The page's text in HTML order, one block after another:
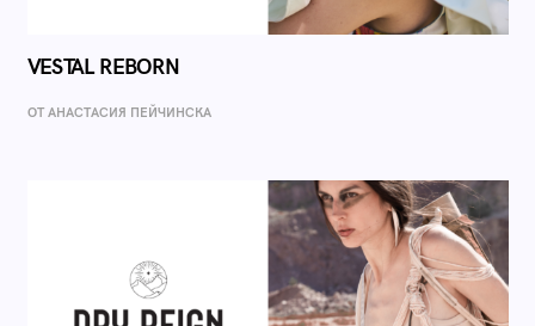
VESTAL REBORN
ОТ AНАСТАСИЯ ПЕЙЧИНСКА